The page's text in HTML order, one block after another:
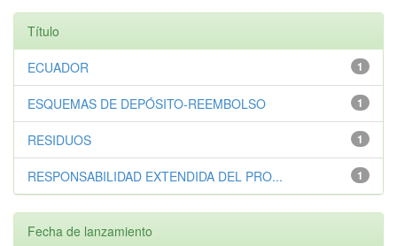
Título
1
ECUADOR
1
ESQUEMAS DE DEPÓSITO-REEMBOLSO
1
RESIDUOS
1
RESPONSABILIDAD EXTENDIDA DEL PRO...
Fecha de lanzamiento